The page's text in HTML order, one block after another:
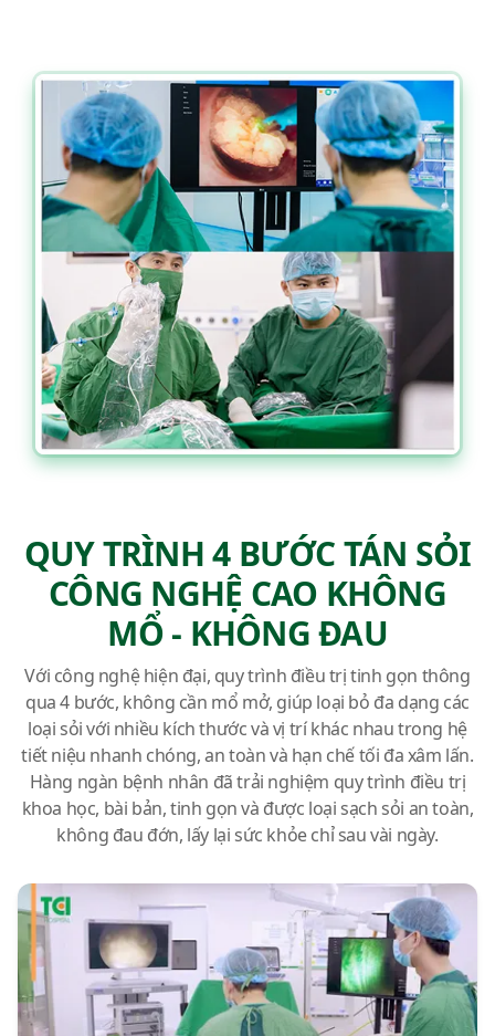
QUY TRÌNH 4 BƯỚC TÁN SỎI
CÔNG NGHỆ CAO KHÔNG
MỔ - KHÔNG ĐAU
Với công nghệ hiện đại, quy trình điều trị tinh gọn thông
qua 4 bước, không cần mổ mở, giúp loại bỏ đa dạng các
loại sỏi với nhiều kích thước và vị trí khác nhau trong hệ
tiết niệu nhanh chóng, an toàn và hạn chế tối đa xâm lấn.
Hàng ngàn bệnh nhân đã trải nghiệm quy trình điều trị
khoa học, bài bản, tinh gọn và được loại sạch sỏi an toàn,
không đau đớn, lấy lại sức khỏe chỉ sau vài ngày.